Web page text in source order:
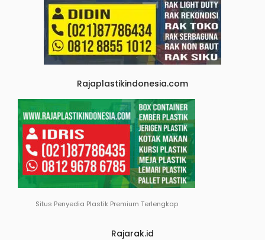
Rajaplastikindonesia.com
Situs Penyedia Plastik Premium Terlengkap
Rajarak.id